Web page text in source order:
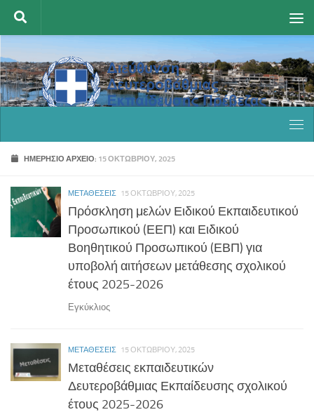
Skip to content
ΗΜΕΡΉΣΙΟ ΑΡΧΕΊΟ: 15 ΟΚΤΩΒΡΊΟΥ, 2025
ΜΕΤΑΘΈΣΕΙΣ 15 ΟΚΤΩΒΡΊΟΥ, 2025
Πρόσκληση μελών Ειδικού Εκπαιδευτικού
Προσωπικού (ΕΕΠ) και Ειδικού
Βοηθητικού Προσωπικού (ΕΒΠ) για
υποβολή αιτήσεων μετάθεσης σχολικού
έτους 2025-2026
Εγκύκλιος
ΜΕΤΑΘΈΣΕΙΣ 15 ΟΚΤΩΒΡΊΟΥ, 2025
Μεταθέσεις εκπαιδευτικών
Δευτεροβάθμιας Εκπαίδευσης σχολικού
έτους 2025-2026